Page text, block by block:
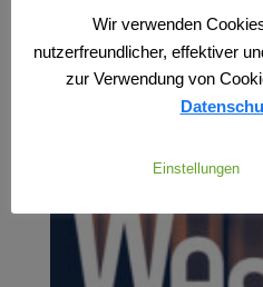
Wir verwenden
nutzerfreundlicher, effektiver
zur Verwendung von
Einstellungen